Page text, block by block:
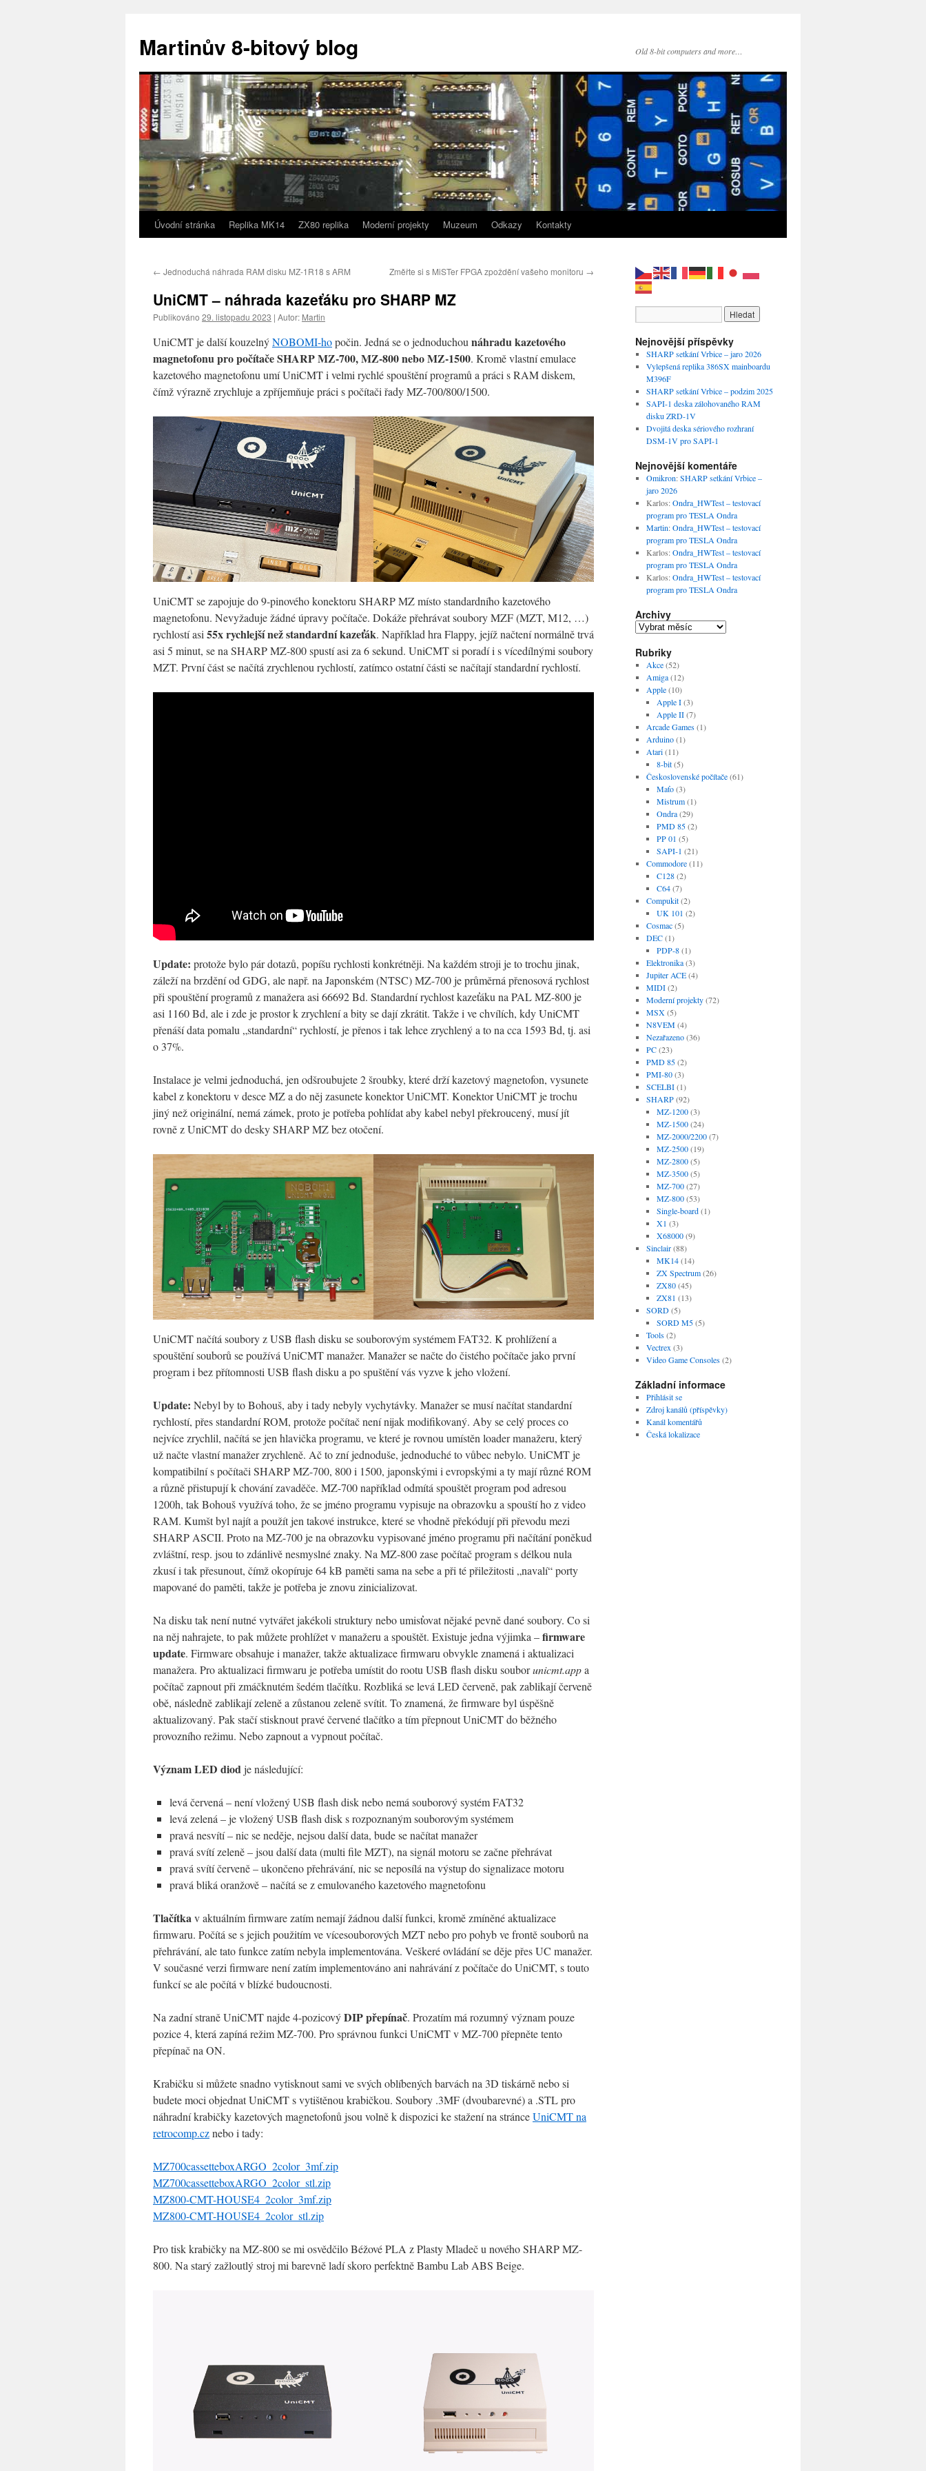
obsahu
webu
Martinův 8-bitový blog Old 8-bit computers and more…
Úvodní stránka Replika MK14 ZX80 replika Moderní projekty Muzeum Odkazy Kontakty
← Jednoduchá náhrada RAM disku MZ-1R18 s ARM Změřte si s MiSTer FPGA zpoždění vašeho monitoru →
UniCMT – náhrada kazeťáku pro SHARP MZ
Publikováno 29. listopadu 2023 | Autor: Martin
UniCMT je další kouzelnýNOBOMI-hopočin. Jedná se o jednoduchou náhradu kazetového
magnetofonu pro počítače SHARP MZ-700, MZ-800 nebo MZ-1500. Kromě vlastní emulace
kazetového magnetofonu umí UniCMT i velmi rychlé spouštění programů a práci s RAM diskem,
čímž výrazně zrychluje a zpříjemňuje práci s počítači řady MZ-700/800/1500.
UniCMT se zapojuje do 9-pinového konektoru SHARP MZ místo standardního kazetového
magnetofonu. Nevyžaduje žádné úpravy počítače. Dokáže přehrávat soubory MZF (MZT, M12, …)
rychlostí asi 55x rychlejší než standardní kazeťák. Například hra Flappy, jejíž načtení normálně trvá
asi 5 minut, se na SHARP MZ-800 spustí asi za 6 sekund. UniCMT si poradí i s vícedílnými soubory
MZT. První část se načítá zrychlenou rychlostí, zatímco ostatní části se načítají standardní rychlostí.
Update: protože bylo pár dotazů, popíšu rychlosti konkrétněji. Na každém stroji je to trochu jinak,
záleží na brzdění od GDG, ale např. na Japonském (NTSC) MZ-700 je průměrná přenosová rychlost
při spouštění programů z manažera asi 66692 Bd. Standardní rychlost kazeťáku na PAL MZ-800 je
asi 1160 Bd, ale i zde je prostor k zrychlení a bity se dají zkrátit. Takže i ve chvílích, kdy UniCMT
přenáší data pomalu „standardní“ rychlostí, je přenos i tak lehce zrychlený a to na cca 1593 Bd, tj. asi
o 37%.
Instalace je velmi jednoduchá, jen odšroubujete 2 šroubky, které drží kazetový magnetofon, vysunete
kabel z konektoru v desce MZ a do něj zasunete konektor UniCMT. Konektor UniCMT je trochu
jiný než originální, nemá zámek, proto je potřeba pohlídat aby kabel nebyl překroucený, musí jít
rovně z UniCMT do desky SHARP MZ bez otočení.
UniCMT načítá soubory z USB flash disku se souborovým systémem FAT32. K prohlížení a
spouštění souborů se používá UniCMT manažer. Manažer se načte do čistého počítače jako první
program i bez přítomnosti USB flash disku a po spuštění vás vyzve k jeho vložení.
Update: Nebyl by to Bohouš, aby i tady nebyly vychytávky. Manažer se musí načítat standardní
rychlostí, přes standardní ROM, protože počítač není nijak modifikovaný. Aby se celý proces co
nejvíce zrychlil, načítá se jen hlavička programu, ve které je rovnou umístěn loader manažeru, který
už načte vlastní manažer zrychleně. Ač to zní jednoduše, jednoduché to vůbec nebylo. UniCMT je
kompatibilní s počítači SHARP MZ-700, 800 i 1500, japonskými i evropskými a ty mají různé ROM
a různě přistupují k chování zavaděče. MZ-700 například odmítá spouštět program pod adresou
1200h, tak Bohouš využívá toho, že se jméno programu vypisuje na obrazovku a spouští ho z video
RAM. Kumšt byl najít a použít jen takové instrukce, které se vhodně překódují při převodu mezi
SHARP ASCII. Proto na MZ-700 je na obrazovku vypisované jméno programu při načítání poněkud
zvláštní, resp. jsou to zdánlivě nesmyslné znaky. Na MZ-800 zase počítač program s délkou nula
zkusí i tak přesunout, čímž okopíruje 64 kB paměti sama na sebe a při té přiležitosti „navalí“ porty
mapované do paměti, takže je potřeba je znovu zinicializovat.
Na disku tak není nutné vytvářet jakékoli struktury nebo umisťovat nějaké pevně dané soubory. Co si
na něj nahrajete, to pak můžete prohlížet v manažeru a spouštět. Existuje jedna výjimka –firmware
update. Firmware obsahuje i manažer, takže aktualizace firmwaru obvykle znamená i aktualizaci
manažera. Pro aktualizaci firmwaru je potřeba umístit do rootu USB flash disku souborunicmt.appa
počítač zapnout při zmáčknutém šedém tlačítku. Rozbliká se levá LED červeně, pak zablikají červeně
obě, následně zablikají zeleně a zůstanou zeleně svítit. To znamená, že firmware byl úspěšně
aktualizovaný. Pak stačí stisknout pravé červené tlačítko a tím přepnout UniCMT do běžného
provozního režimu. Nebo zapnout a vypnout počítač.
Význam LED diodje následující:
levá červená – není vložený USB flash disk nebo nemá souborový systém FAT32
levá zelená – je vložený USB flash disk s rozpoznaným souborovým systémem
pravá nesvítí – nic se neděje, nejsou další data, bude se načítat manažer
pravá svítí zeleně – jsou další data (multi file MZT), na signál motoru se začne přehrávat
pravá svítí červeně – ukončeno přehrávání, nic se neposílá na výstup do signalizace motoru
pravá bliká oranžově – načítá se z emulovaného kazetového magnetofonu
Tlačítkav aktuálním firmware zatím nemají žádnou další funkci, kromě zmíněné aktualizace
firmwaru. Počítá se s jejich použitím ve vícesouborových MZT nebo pro pohyb ve frontě souborů na
přehrávání, ale tato funkce zatím nebyla implementována. Veškeré ovládání se děje přes UC manažer.
V současné verzi firmware není zatím implementováno ani nahrávání z počítače do UniCMT, s touto
funkcí se ale počítá v blízké budoucnosti.
Na zadní straně UniCMT najde 4-pozicovýDIP přepínač. Prozatím má rozumný význam pouze
pozice 4, která zapíná režim MZ-700. Pro správnou funkci UniCMT v MZ-700 přepněte tento
přepínač na ON.
Krabičku si můžete snadno vytisknout sami ve svých oblíbených barvách na 3D tiskárně nebo si
budete moci objednat UniCMT s vytištěnou krabičkou. Soubory .3MF (dvoubarevné) a .STL pro
náhradní krabičky kazetových magnetofonů jsou volně k dispozici ke stažení na stránceUniCMT na
retrocomp.cznebo i tady:
MZ700cassetteboxARGO_2color_3mf.zip
MZ700cassetteboxARGO_2color_stl.zip
MZ800-CMT-HOUSE4_2color_3mf.zip
MZ800-CMT-HOUSE4_2color_stl.zip
Pro tisk krabičky na MZ-800 se mi osvědčilo Béžové PLA z Plasty Mladeč u nového SHARP MZ-
800. Na starý zažloutlý stroj mi barevně ladí skoro perfektně Bambu Lab ABS Beige.
Nejnovější příspěvky
SHARP setkání Vrbice – jaro 2026
Vylepšená replika 386SX mainboardu
M396F
SHARP setkání Vrbice – podzim 2025
SAPI-1 deska zálohovaného RAM
disku ZRD-1V
Dvojitá deska sériového rozhraní
DSM-1V pro SAPI-1
Nejnovější komentáře
Omikron:SHARP setkání Vrbice –
jaro 2026
Karlos:Ondra_HWTest – testovací
program pro TESLA Ondra
Martin:Ondra_HWTest – testovací
program pro TESLA Ondra
Karlos:Ondra_HWTest – testovací
program pro TESLA Ondra
Karlos:Ondra_HWTest – testovací
program pro TESLA Ondra
Archivy
Archivy
Rubriky
Akce(52)
Amiga(12)
Apple(10)
Apple I(3)
Apple II(7)
Arcade Games(1)
Arduino(1)
Atari(11)
8-bit(5)
Československé počítače(61)
Maťo(3)
Mistrum(1)
Ondra(29)
PMD 85(2)
PP 01 (5)
SAPI-1 (21)
Commodore(11)
C128(2)
C64(7)
Compukit(2)
UK 101 (2)
Cosmac(5)
DEC(1)
PDP-8(1)
Elektronika(3)
Jupiter ACE(4)
MIDI(2)
Moderní projekty(72)
MSX(5)
N8VEM(4)
Nezařazeno(36)
PC(23)
PMD 85(2)
PMI-80(3)
SCELBI(1)
SHARP(92)
MZ-1200(3)
MZ-1500(24)
MZ-2000/2200(7)
MZ-2500(19)
MZ-2800(5)
MZ-3500(5)
MZ-700(27)
MZ-800(53)
Single-board(1)
X1 (3)
X68000(9)
Sinclair(88)
MK14(14)
ZX Spectrum(26)
ZX80(45)
ZX81 (13)
SORD(5)
SORD M5(5)
Tools(2)
Vectrex (3)
Video Game Consoles(2)
Základní informace
Přihlásit se
Zdroj kanálů (příspěvky)
Kanál komentářů
Česká lokalizace